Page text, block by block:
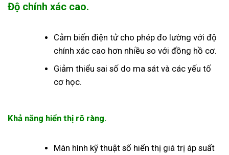
Độ chính xác cao.
Cảm biến điện tử cho phép đo lường với độ
chính xác cao hơn nhiều so với đồng hồ cơ.
Giảm thiểu sai số do ma sát và các yếu tố
cơ học.
Khả năng hiển thị rõ ràng.
Màn hình kỹ thuật số hiển thị giá trị áp suất